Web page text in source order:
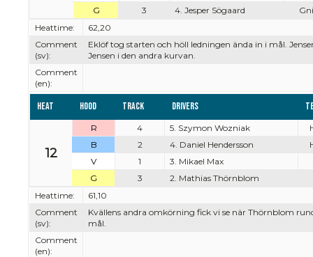
G
3 4. Jesper Sögaard
Heattime:
62,20
Comment
(sv):
Eklöf tog starten och höll ledningen ända in i mål.
Jensen i den andra kurvan.
Comment
(en):
Heat Hood Track Drivers
12
R 4 5. Szymon Wozniak
B
2 4. Daniel Hendersson
V
1 3. Mikael Max
G
3 2. Mathias Thörnblom
Heattime:
61,10
Comment
(sv):
Kvällens andra omkörning fick vi se när Thörnblom
mål.
Comment
(en):